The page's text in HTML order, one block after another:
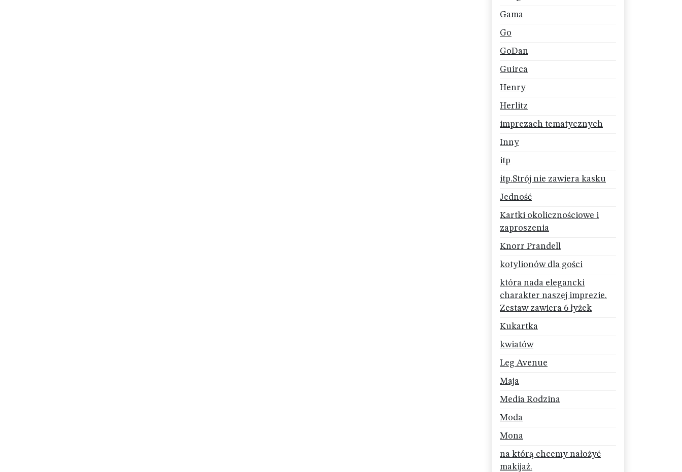
Gama
Go
GoDan
Guirca
Henry
Herlitz
imprezach tematycznych
Inny
itp
itp.Strój nie zawiera kasku
Jedność
Kartki okolicznościowe i
zaproszenia
Knorr Prandell
kotylionów dla gości
która nada elegancki
charakter naszej imprezie.
Zestaw zawiera 6 łyżek
Kukartka
kwiatów
Leg Avenue
Maja
Media Rodzina
Moda
Mona
na którą chcemy nałożyć
makijaż.